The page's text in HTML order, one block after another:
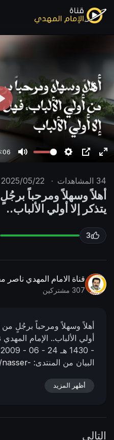
u
e
t
s
P
n
t
f
l
s
P
a
y
34 المشاهدات ·
2025/05/22
أهلاً وسهلاً ومرحباً
يتذكر إلا أولي الألباب..
3
قناة الامام المهدي ناصر
307 مشتركين
أهلاً وسهلاً ومرحباً برجُلٍ من
أولي الألباب.. الإمام
- 1430 هـ
24 - 06 - 2009 مـ
البيان من المنتدى:
أظهر المزيد
التالي